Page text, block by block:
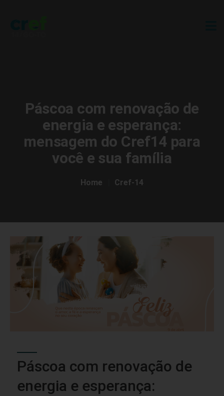
Páscoa com renovação de
energia e esperança:
mensagem do Cref14 para
você e sua família
Home Cref-14
Páscoa com renovação de
energia e esperança: